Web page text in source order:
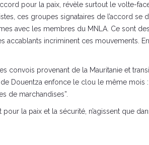
pour la paix, révèle surtout le volte-
ces groupes signataires de l’accord
avec les membres du MNLA. Ce sont
accablants incriminent ces mouvements.
convois provenant de la Mauritanie et
Douentza enfonce le clou le même
de marchandises”.
la paix et la sécurité, n’agissent que